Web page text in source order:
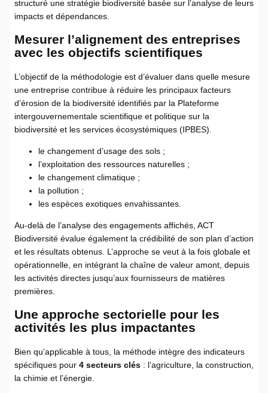
structuré une stratégie biodiversité basée sur l’analyse de leurs
impacts et dépendances.
Mesurer l’alignement des entreprises
avec les objectifs scientifiques
L’objectif de la méthodologie est d’évaluer dans quelle mesure
une entreprise contribue à réduire les principaux facteurs
d’érosion de la biodiversité identifiés par la Plateforme
intergouvernementale scientifique et politique sur la
biodiversité et les services écosystémiques (IPBES).
le changement d’usage des sols ;
l’exploitation des ressources naturelles ;
le changement climatique ;
la pollution ;
les espèces exotiques envahissantes.
Au-delà de l’analyse des engagements affichés, ACT
Biodiversité évalue également la crédibilité de son plan d’action
et les résultats obtenus. L’approche se veut à la fois globale et
opérationnelle, en intégrant la chaîne de valeur amont, depuis
les activités directes jusqu’aux fournisseurs de matières
premières.
Une approche sectorielle pour les
activités les plus impactantes
Bien qu’applicable à tous, la méthode intègre des indicateurs
spécifiques pour 4 secteurs clés : l’agriculture, la construction,
la chimie et l’énergie.